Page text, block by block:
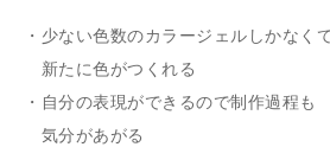
・少ない色数のカラージェルしかなく
新たに色がつくれる
・自分の表現ができるので制作過程も
気分があがる